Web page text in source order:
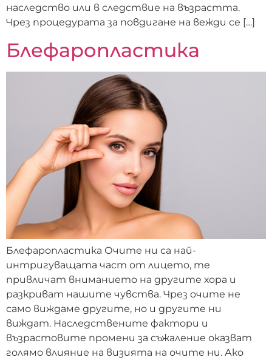
наследство или в следствие на възрастта.
Чрез процедурата за повдигане на вежди се […]
Блефаропластика
Блефаропластика Очите ни са най-
интригуващата част от лицето, те
привличат вниманието на другите хора и
разкриват нашите чувства. Чрез очите не
само виждаме другите, но и другите ни
виждат. Наследствените фактори и
възрастовите промени за съжаление оказват
голямо влияние на визията на очите ни. Ако